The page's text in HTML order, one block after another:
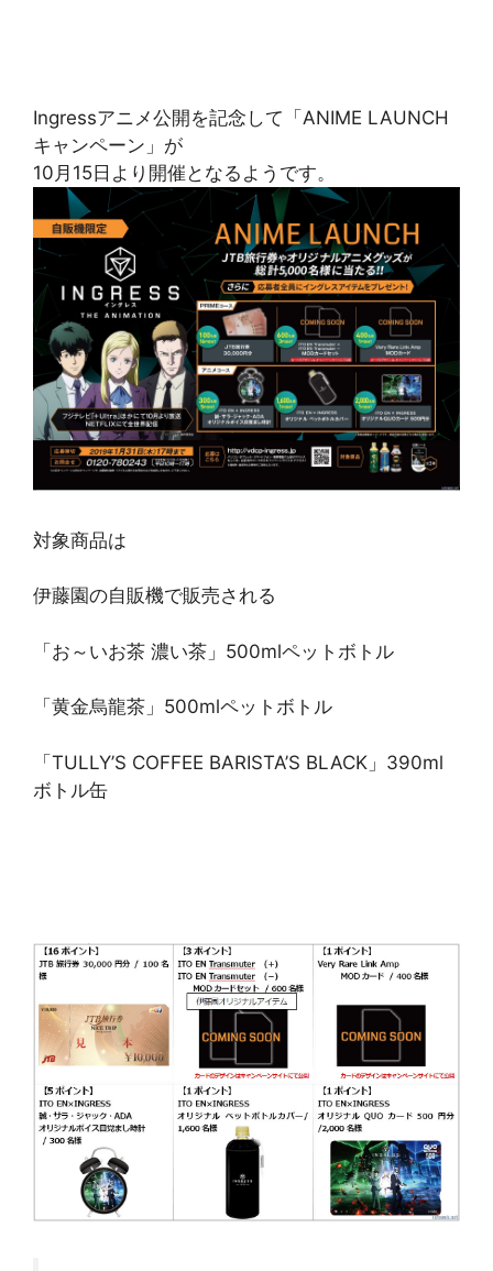
Ingressアニメ公開を記念して「ANIME LAUNCH
キャンペーン」が
10月15日より開催となるようです。
対象商品は
伊藤園の自販機で販売される
「お～いお茶 濃い茶」500mlペットボトル
「黄金烏龍茶」500mlペットボトル
「TULLY’S COFFEE BARISTA’S BLACK」390ml
ボトル缶